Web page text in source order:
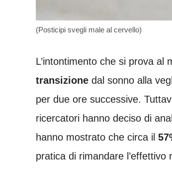
(Posticipi svegli male al cervello)
L’intontimento che si prova al
transizione dal sonno alla
per due ore successive.
ricercatori hanno deciso di
hanno mostrato che circa il
pratica di rimandare l’effettivo